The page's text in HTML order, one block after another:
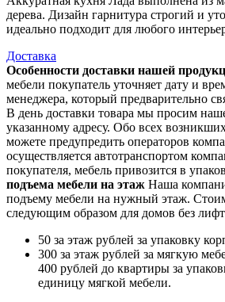
дерева. Дизайн гарнитура строгий и
идеально подходит для любого
Доставка
Особенности доставки нашей
мебели покупатель уточняет дату и
менеджера, который предварительно
В день доставки товара мы просим
указанному адресу. Обо всех
можете предупредить операторов
осуществляется автотранспортом
покупателя, мебель привозится в
подъема мебели на этаж Наша
подъему мебели на нужный этаж.
следующим образом для домов без
50 за этаж рублей за упаковку
300 за этаж рублей за мягкую
400 рублей до квартиры за
единицу мягкой мебели.